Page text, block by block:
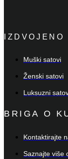
IZDVOJENO
Muški satovi
Ženski satovi
Luksuzni
BRIGA O
Kontaktirajte
Saznajte više